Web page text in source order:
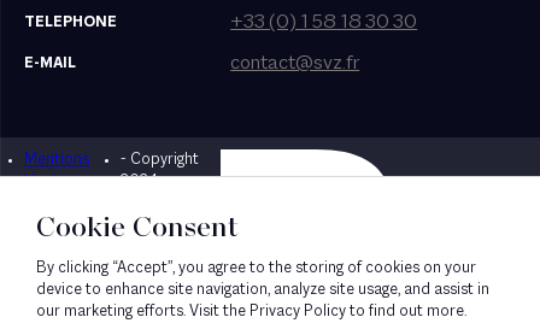
TELEPHONE +33 (0) 1 58 18 30 30
E-MAIL contact@svz.fr
Mentions
légales
- Copyright
2024
Designed by Bonhomme
Cookie Consent
By clicking “Accept”, you agree to the storing of cookies on your
device to enhance site navigation, analyze site usage, and assist in
our marketing efforts. Visit the Privacy Policy to find out more.